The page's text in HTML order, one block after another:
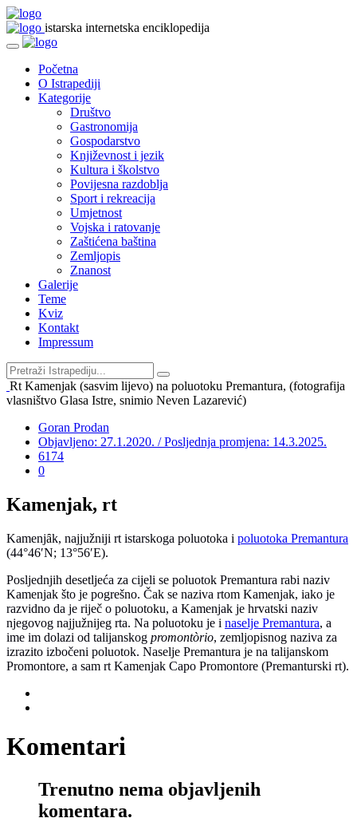
istarska internetska enciklopedija
Početna
O Istrapediji
Kategorije
Društvo
Gastronomija
Gospodarstvo
Književnost i jezik
Kultura i školstvo
Povijesna razdoblja
Sport i rekreacija
Umjetnost
Vojska i ratovanje
Zaštićena baština
Zemljopis
Znanost
Galerije
Teme
Kviz
Kontakt
Impressum
Rt Kamenjak (sasvim lijevo) na poluotoku Premantura, (fotografija
vlasništvo Glasa Istre, snimio Neven Lazarević)
Goran Prodan
Objavljeno: 27.1.2020. / Posljednja promjena: 14.3.2025.
6174
0
Kamenjak, rt
Kamenjȃk, najjužniji rt istarskoga poluotoka i poluotoka Premantura
(44°46′N; 13°56′E).
Posljednjih desetljeća za cijeli se poluotok Premantura rabi naziv
Kamenjak što je pogrešno. Čak se naziva rtom Kamenjak, iako je
razvidno da je riječ o poluotoku, a Kamenjak je hrvatski naziv
njegovog najjužnijeg rta. Na poluotoku je i naselje Premantura, a
ime im dolazi od talijanskog promontòrio, zemljopisnog naziva za
izrazito izbočeni poluotok. Naselje Premantura je na talijanskom
Promontore, a sam rt Kamenjak Capo Promontore (Premanturski rt).
Komentari
Trenutno nema objavljenih
komentara.